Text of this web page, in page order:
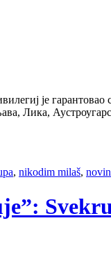
је гарантовао
Лика,
, nikodim milaš,